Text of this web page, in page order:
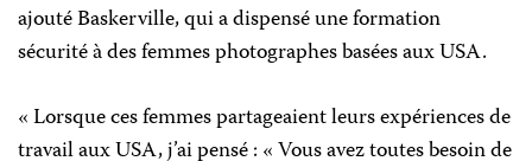
ajouté Baskerville, qui a dispensé une formation
sécurité à des femmes photographes basées aux USA.
« Lorsque ces femmes partageaient leurs expériences de
travail aux USA, j’ai pensé : « Vous avez toutes besoin de